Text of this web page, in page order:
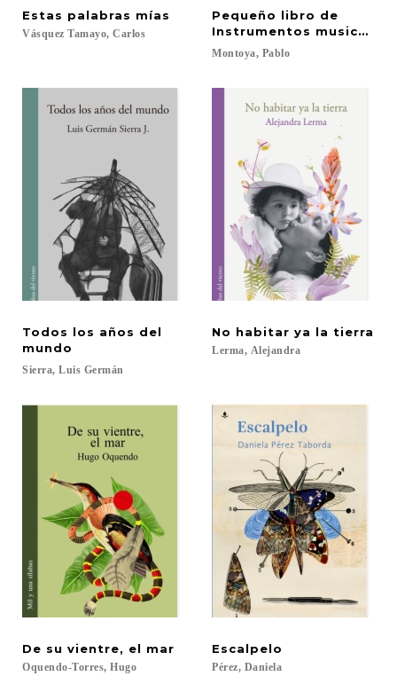
Estas palabras mías
Vásquez Tamayo, Carlos
Pequeño libro de
Instrumentos musicales
Montoya, Pablo
Todos los años del
mundo
Sierra, Luis Germán
No habitar ya la tierra
Lerma, Alejandra
De su vientre, el mar
Oquendo-Torres, Hugo
Escalpelo
Pérez, Daniela